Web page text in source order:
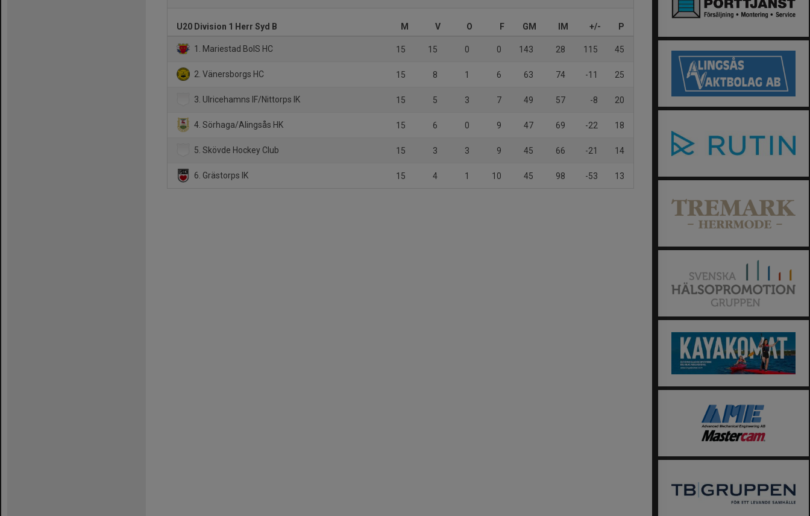
U20 Division 1 Herr Syd B M V O F GM IM +/- P
1. Mariestad BoIS HC 15 15 0 0 143 28 115 45
2. Vänersborgs HC 15 8 1 6 63 74 -11 25
3. Ulricehamns IF/Nittorps IK 15 5 3 7 49 57 -8 20
4. Sörhaga/Alingsås HK 15 6 0 9 47 69 -22 18
5. Skövde Hockey Club 15 3 3 9 45 66 -21 14
6. Grästorps IK 15 4 1 10 45 98 -53 13